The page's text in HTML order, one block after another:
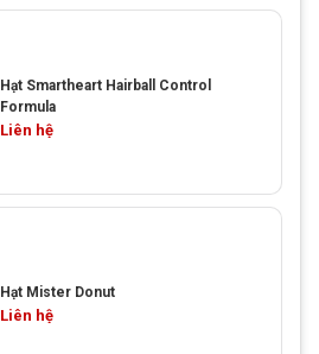
Hạt Smartheart Hairball Control
Formula
Liên hệ
Hạt Mister Donut
Liên hệ